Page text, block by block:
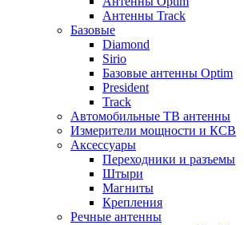
Антенны Track
Базовые
Diamond
Sirio
Базовые антенны Optim
President
Track
Автомобильные ТВ антенны
Измерители мощности и КСВ
Аксессуары
Переходники и разъемы
Штыри
Магниты
Крепления
Речные антенны